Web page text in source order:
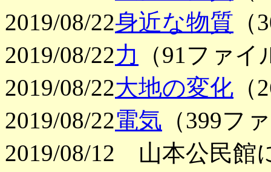
2019/08/22身近な物質
2019/08/22力
（91ファ
2019/08/22大地の変化
2019/08/22電気 （399フ
2019/08/12 山本公民